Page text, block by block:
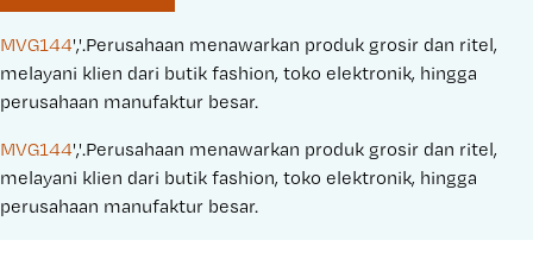
r
i
c
e
n
a
l
P
i
c
e
MVG144','.Perusahaan menawarkan produk grosir dan ritel,
melayani klien dari butik fashion, toko elektronik, hingga
perusahaan manufaktur besar.
MVG144','.Perusahaan menawarkan produk grosir dan ritel,
melayani klien dari butik fashion, toko elektronik, hingga
perusahaan manufaktur besar.